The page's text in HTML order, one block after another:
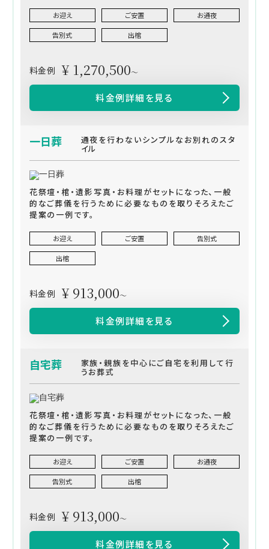
お迎え ご安置 お通夜
告別式 出棺
料金例 ¥ 1,270,500～
料金例詳細を見る
一日葬 通夜を行わないシンプルなお別れのスタ
イル
花祭壇・棺・遺影写真・お料理がセットになった、一般
的なご葬儀を行うために必要なものを取りそろえたご
提案の一例です。
お迎え ご安置 告別式
出棺
料金例 ¥ 913,000～
料金例詳細を見る
自宅葬 家族・親族を中心にご自宅を利用して行
うお葬式
花祭壇・棺・遺影写真・お料理がセットになった、一般
的なご葬儀を行うために必要なものを取りそろえたご
提案の一例です。
お迎え ご安置 お通夜
告別式 出棺
料金例 ¥ 913,000～
料金例詳細を見る